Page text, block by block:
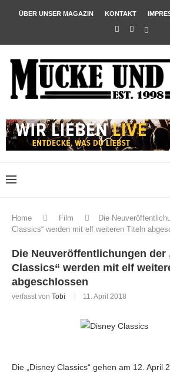
ÜBER UNSER MAGAZIN KONTAKT
Home Film
Die
Classics“ werden mit elf weiteren Titeln
Die Neuveröffentlichungen der
Classics“ werden mit elf
abgeschlossen
verfasst von Tobi 11. April 2018
Die „Disney Classics“ gehen am 12. April